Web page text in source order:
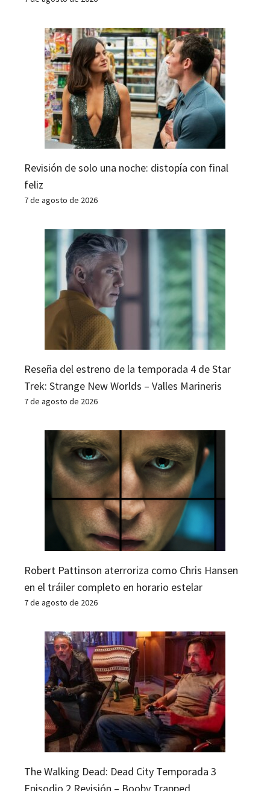
Revisión de solo una noche: distopía con final
feliz
7 de agosto de 2026
Reseña del estreno de la temporada 4 de Star
Trek: Strange New Worlds – Valles Marineris
7 de agosto de 2026
Robert Pattinson aterroriza como Chris Hansen
en el tráiler completo en horario estelar
7 de agosto de 2026
The Walking Dead: Dead City Temporada 3
Episodio 2 Revisión – Booby Trapped